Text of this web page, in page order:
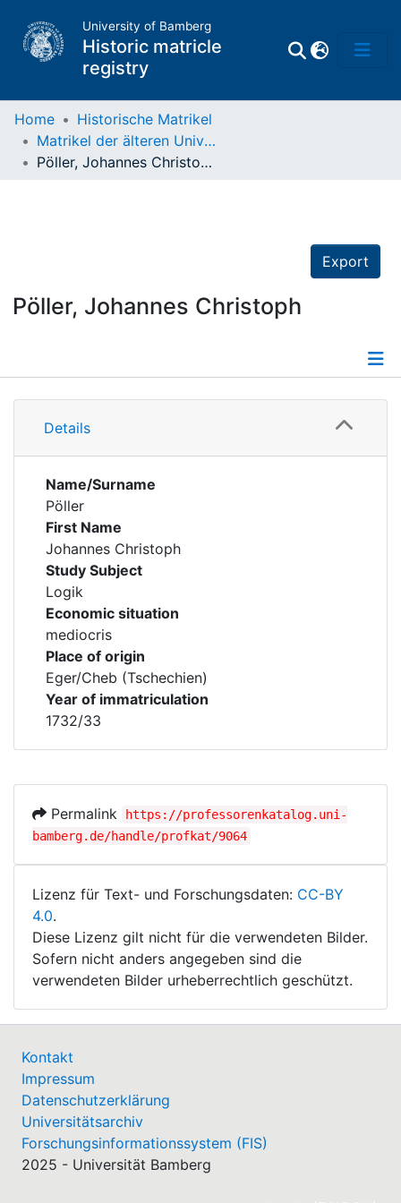
University of Bamberg
Historic matricle
registry
Matrikel
Home
Historische Matrikel
Matrikel der älteren Universität
Pöller, Johannes Christoph
Export
Pöller, Johannes Christoph
Details
Details
Name/Surname
Pöller
First Name
Johannes Christoph
Study Subject
Logik
Economic situation
mediocris
Place of origin
Eger/Cheb (Tschechien)
Year of immatriculation
1732/33
Permalink
https://professorenkatalog.uni-
bamberg.de/handle/profkat/9064
Lizenz für Text- und Forschungsdaten: CC-BY
4.0.
Diese Lizenz gilt nicht für die verwendeten Bilder.
Sofern nicht anders angegeben sind die
verwendeten Bilder urheberrechtlich geschützt.
Kontakt
Impressum
Datenschutzerklärung
Universitätsarchiv
Forschungsinformationssystem (FIS)
2025 - Universität Bamberg